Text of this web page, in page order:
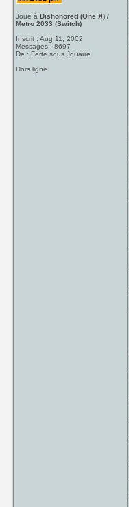
Joue àDishonored (One X) /
Metro 2033 (Switch)
Inscrit : Aug 11, 2002
Messages : 8697
De : Ferté sous Jouarre
Hors ligne